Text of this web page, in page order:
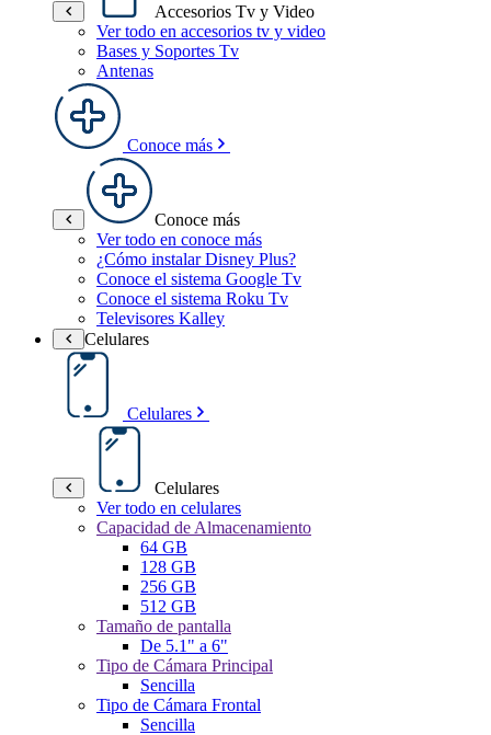
Accesorios Tv y Video
Ver todo en accesorios tv y video
Bases y Soportes Tv
Antenas
Conoce más
Conoce más
Ver todo en conoce más
¿Cómo instalar Disney Plus?
Conoce el sistema Google Tv
Conoce el sistema Roku Tv
Televisores Kalley
Celulares
Celulares
Celulares
Ver todo en celulares
Capacidad de Almacenamiento
64 GB
128 GB
256 GB
512 GB
Tamaño de pantalla
De 5.1" a 6"
Tipo de Cámara Principal
Sencilla
Tipo de Cámara Frontal
Sencilla